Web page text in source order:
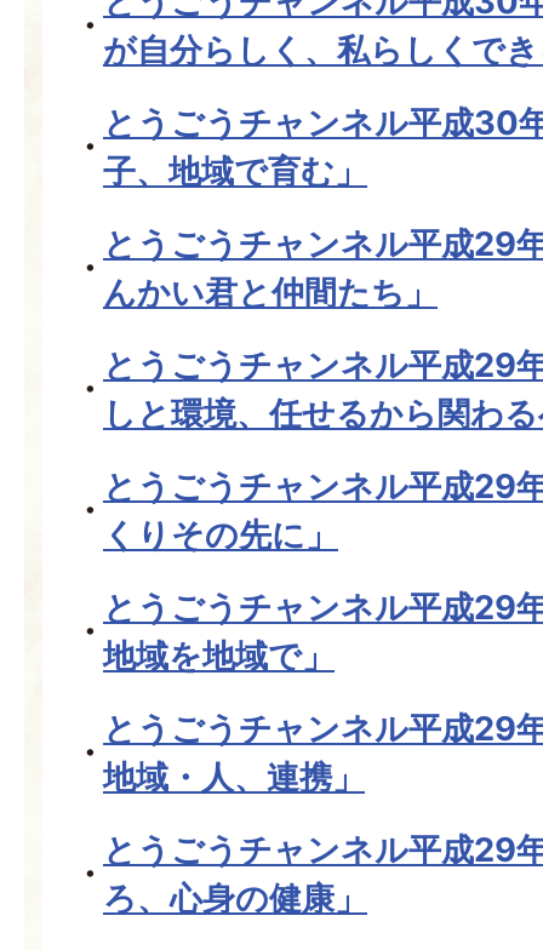
が自分らしく、私らしくで
とうごうチャンネル平成30
子、地域で育む」
とうごうチャンネル平成29
んかい君と仲間たち」
とうごうチャンネル平成29
しと環境、任せるから関わ
とうごうチャンネル平成29
くりその先に」
とうごうチャンネル平成29
地域を地域で」
とうごうチャンネル平成29
地域・人、連携」
とうごうチャンネル平成29
ろ、心身の健康」